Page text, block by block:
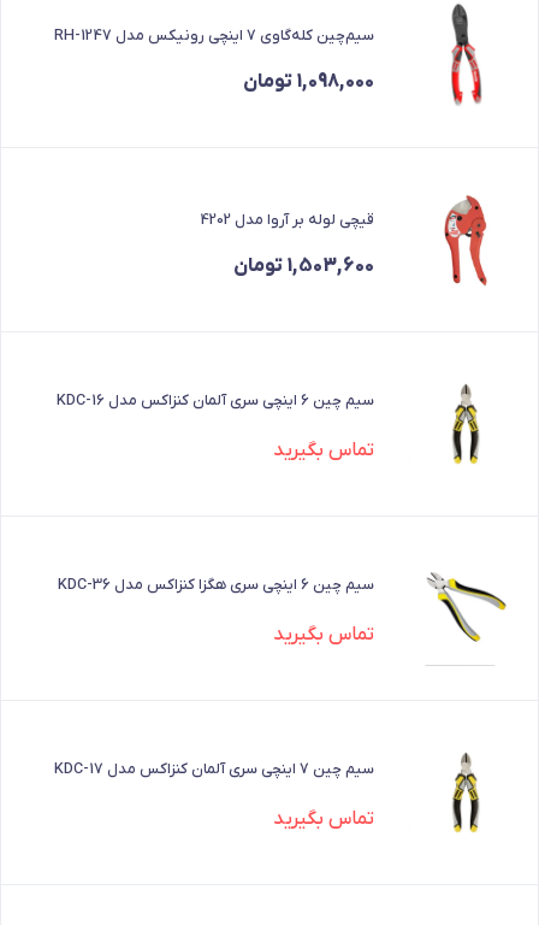
سیم‌چین کله‌گاوی 7 اینچی رونیکس مدل RH-1247
1,098,000 تومان
قیچی لوله بر آروا مدل 4202
1,503,600 تومان
سیم چین 6 اینچی سری آلمان کنزاکس مدل KDC-16
تماس بگیرید
سیم چین 6 اینچی سری هگزا کنزاکس مدل KDC-36
تماس بگیرید
سیم چین 7 اینچی سری آلمان کنزاکس مدل KDC-17
تماس بگیرید